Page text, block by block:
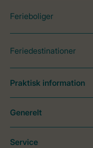
Ferieboliger
Feriedestinationer
Praktisk information
Generelt
Service